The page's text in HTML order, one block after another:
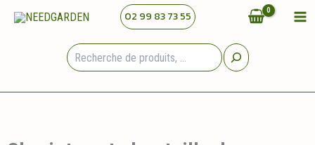
02 99 83 73 55